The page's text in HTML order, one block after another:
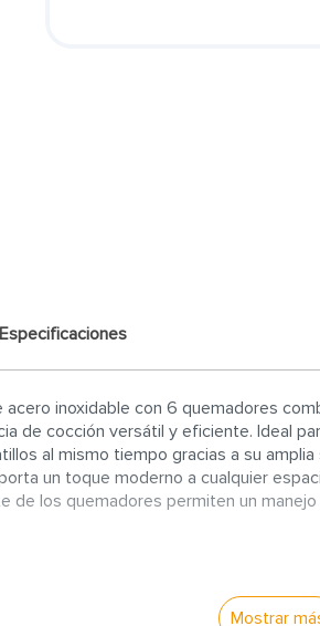
Especificaciones
acero inoxidable con 6 quemadores
de cocción versátil y eficiente. Ideal
al mismo tiempo gracias a su
un toque moderno a cualquier
de los quemadores permiten un
Proporcionan una
Mostrar